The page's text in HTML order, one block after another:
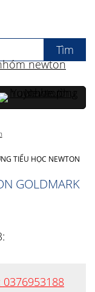
TIỂU HỌC NEWTON
GOLDMARK
0376953188